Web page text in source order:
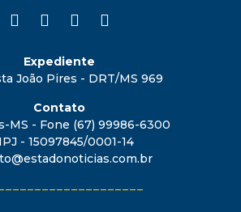
Expediente
João Pires - DRT/MS 969
Contato
MS - Fone (67) 99986-6300
- 15097845/0001-14